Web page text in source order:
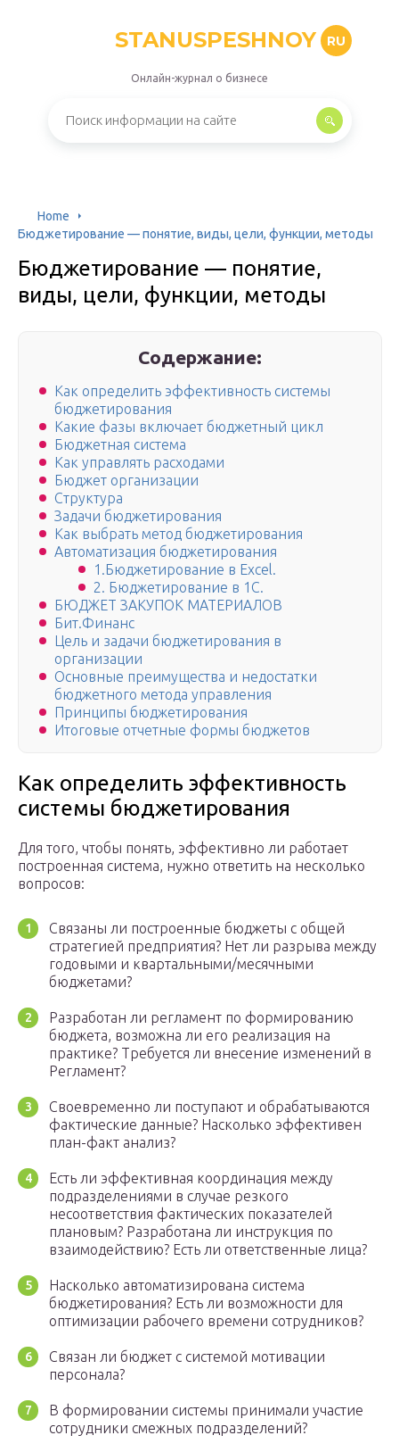
STANUSPESHNOY RU
Онлайн-журнал о бизнесе
Home
Бюджетирование — понятие, виды, цели, функции, методы
Бюджетирование — понятие,
виды, цели, функции, методы
Содержание:
Как определить эффективность системы
бюджетирования
Какие фазы включает бюджетный цикл
Бюджетная система
Как управлять расходами
Бюджет организации
Структура
Задачи бюджетирования
Как выбрать метод бюджетирования
Автоматизация бюджетирования
1.Бюджетирование в Excel.
2. Бюджетирование в 1С.
БЮДЖЕТ ЗАКУПОК МАТЕРИАЛОВ
Бит.Финанс
Цель и задачи бюджетирования в
организации
Основные преимущества и недостатки
бюджетного метода управления
Принципы бюджетирования
Итоговые отчетные формы бюджетов
Как определить эффективность
системы бюджетирования
Для того, чтобы понять, эффективно ли работает
построенная система, нужно ответить на несколько
вопросов:
Связаны ли построенные бюджеты с общей
стратегией предприятия? Нет ли разрыва между
годовыми и квартальными/месячными
бюджетами?
Разработан ли регламент по формированию
бюджета, возможна ли его реализация на
практике? Требуется ли внесение изменений в
Регламент?
Своевременно ли поступают и обрабатываются
фактические данные? Насколько эффективен
план-факт анализ?
Есть ли эффективная координация между
подразделениями в случае резкого
несоответствия фактических показателей
плановым? Разработана ли инструкция по
взаимодействию? Есть ли ответственные лица?
Насколько автоматизирована система
бюджетирования? Есть ли возможности для
оптимизации рабочего времени сотрудников?
Связан ли бюджет с системой мотивации
персонала?
В формировании системы принимали участие
сотрудники смежных подразделений?